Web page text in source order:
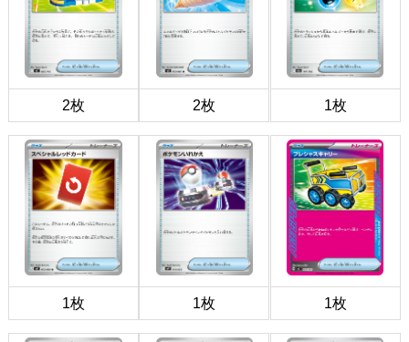
2枚 2枚 1枚
1枚 1枚 1枚